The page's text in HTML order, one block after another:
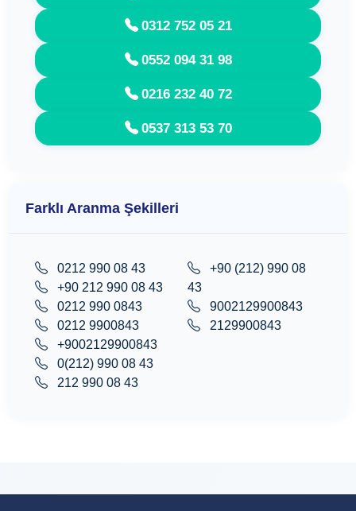
0312 752 05 21
0552 094 31 98
0216 232 40 72
0537 313 53 70
Farklı Aranma Şekilleri
0212 990 08 43
+90 212 990 08 43
0212 990 0843
0212 9900843
+90 (212) 990 08
43
9002129900843
2129900843
+9002129900843
0(212) 990 08 43
212 990 08 43